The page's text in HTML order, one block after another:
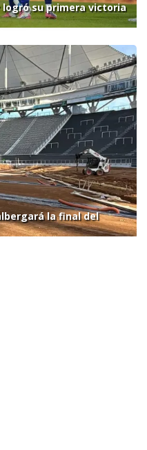
su primera victoria
la final del